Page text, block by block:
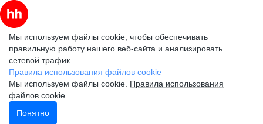
Мы используем файлы cookie, чтобы обеспечивать
правильную работу нашего веб-сайта и анализировать
сетевой трафик.
Правила использования файлов cookie
Мы используем файлы cookie. Правила использования
файлов cookie
Понятно